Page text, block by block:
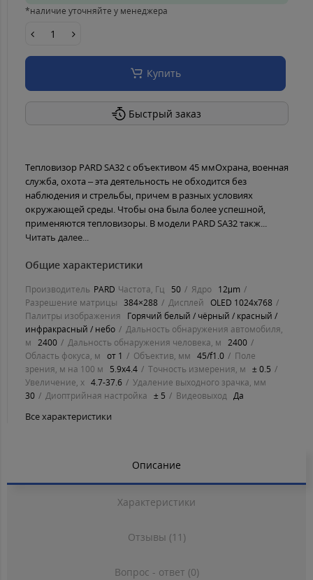
*наличие уточняйте у менеджера
Купить
Быстрый заказ
Тепловизор PARD SA32 с объективом 45 ммОхрана, военная
служба, охота – эта деятельность не обходится без
наблюдения и стрельбы, причем в разных условиях
окружающей среды. Чтобы она была более успешной,
применяются тепловизоры. В модели PARD SA32 такж...
Читать далее...
Общие характеристики
Производитель PARD Частота, Гц 50 Ядро 12μm
Разрешение матрицы 384×288 Дисплей OLED 1024x768
Палитры изображения
Горячий белый / чёрный / красный /
инфракрасный / небо
Дальность обнаружения автомобиля,
м 2400 Дальность обнаружения человека, м 2400
Область фокуса, м от 1 Объектив, мм 45/f1.0
Поле
зрения, м на 100 м
5.9х4.4 Точность измерения, м ± 0.5
Увеличение, х 4.7-37.6
Удаление выходного зрачка, мм
30
Диоптрийная настройка ± 5 Видеовыход Да
Все характеристики
Описание
Характеристики
Отзывы (11)
Вопрос - ответ (0)